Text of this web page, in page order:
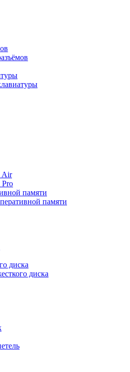
Air
Pro
памяти
памяти
диска
диска